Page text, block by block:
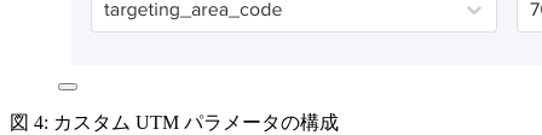
図 4: カスタム UTM パラメータの構成